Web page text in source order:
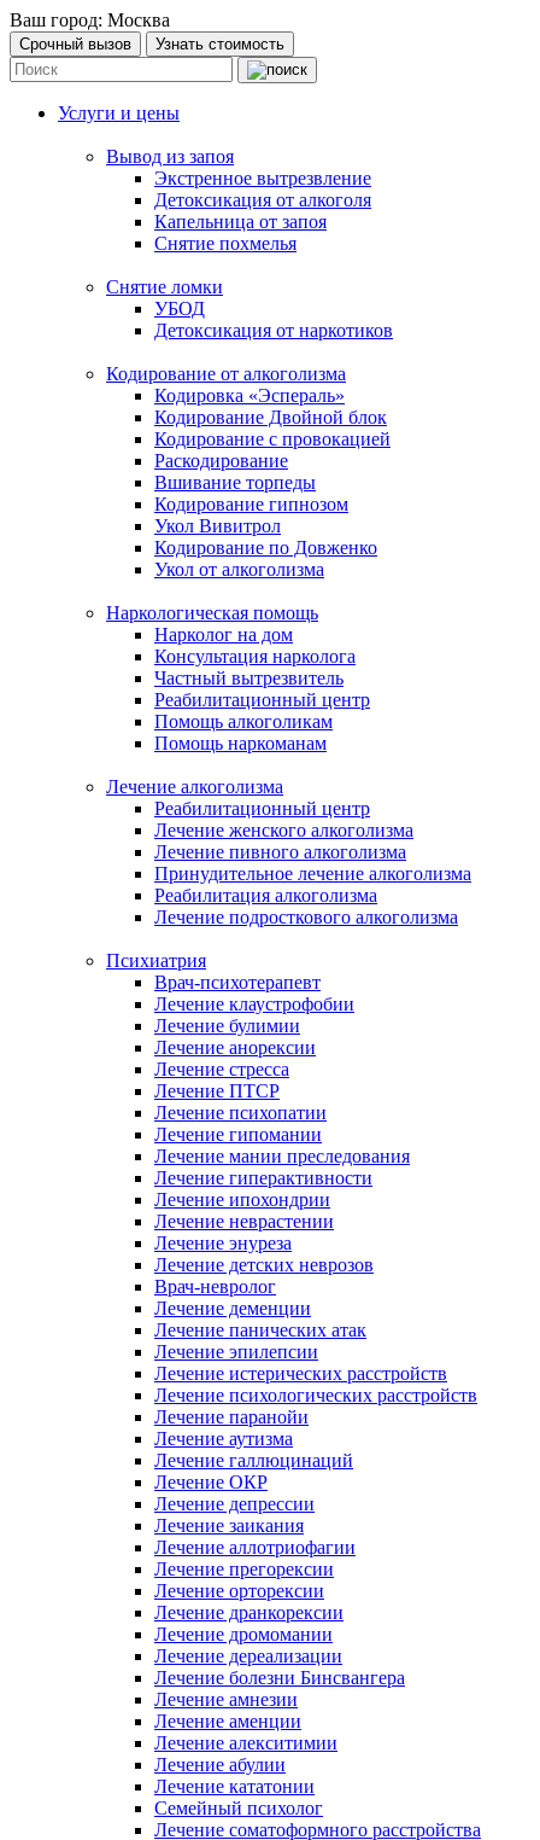
Ваш город: Москва
Срочный вызов Узнать стоимость
Услуги и цены
Вывод из запоя
Экстренное вытрезвление
Детоксикация от алкоголя
Капельница от запоя
Снятие похмелья
Снятие ломки
УБОД
Детоксикация от наркотиков
Кодирование от алкоголизма
Кодировка «Эспераль»
Кодирование Двойной блок
Кодирование с провокацией
Раскодирование
Вшивание торпеды
Кодирование гипнозом
Укол Вивитрол
Кодирование по Довженко
Укол от алкоголизма
Наркологическая помощь
Нарколог на дом
Консультация нарколога
Частный вытрезвитель
Реабилитационный центр
Помощь алкоголикам
Помощь наркоманам
Лечение алкоголизма
Реабилитационный центр
Лечение женского алкоголизма
Лечение пивного алкоголизма
Принудительное лечение алкоголизма
Реабилитация алкоголизма
Лечение подросткового алкоголизма
Психиатрия
Врач-психотерапевт
Лечение клаустрофобии
Лечение булимии
Лечение анорексии
Лечение стресса
Лечение ПТСР
Лечение психопатии
Лечение гипомании
Лечение мании преследования
Лечение гиперактивности
Лечение ипохондрии
Лечение неврастении
Лечение энуреза
Лечение детских неврозов
Врач-невролог
Лечение деменции
Лечение панических атак
Лечение эпилепсии
Лечение истерических расстройств
Лечение психологических расстройств
Лечение паранойи
Лечение аутизма
Лечение галлюцинаций
Лечение ОКР
Лечение депрессии
Лечение заикания
Лечение аллотриофагии
Лечение прегорексии
Лечение орторексии
Лечение дранкорексии
Лечение дромомании
Лечение дереализации
Лечение болезни Бинсвангера
Лечение амнезии
Лечение аменции
Лечение алекситимии
Лечение абулии
Лечение кататонии
Семейный психолог
Лечение соматоформного расстройства